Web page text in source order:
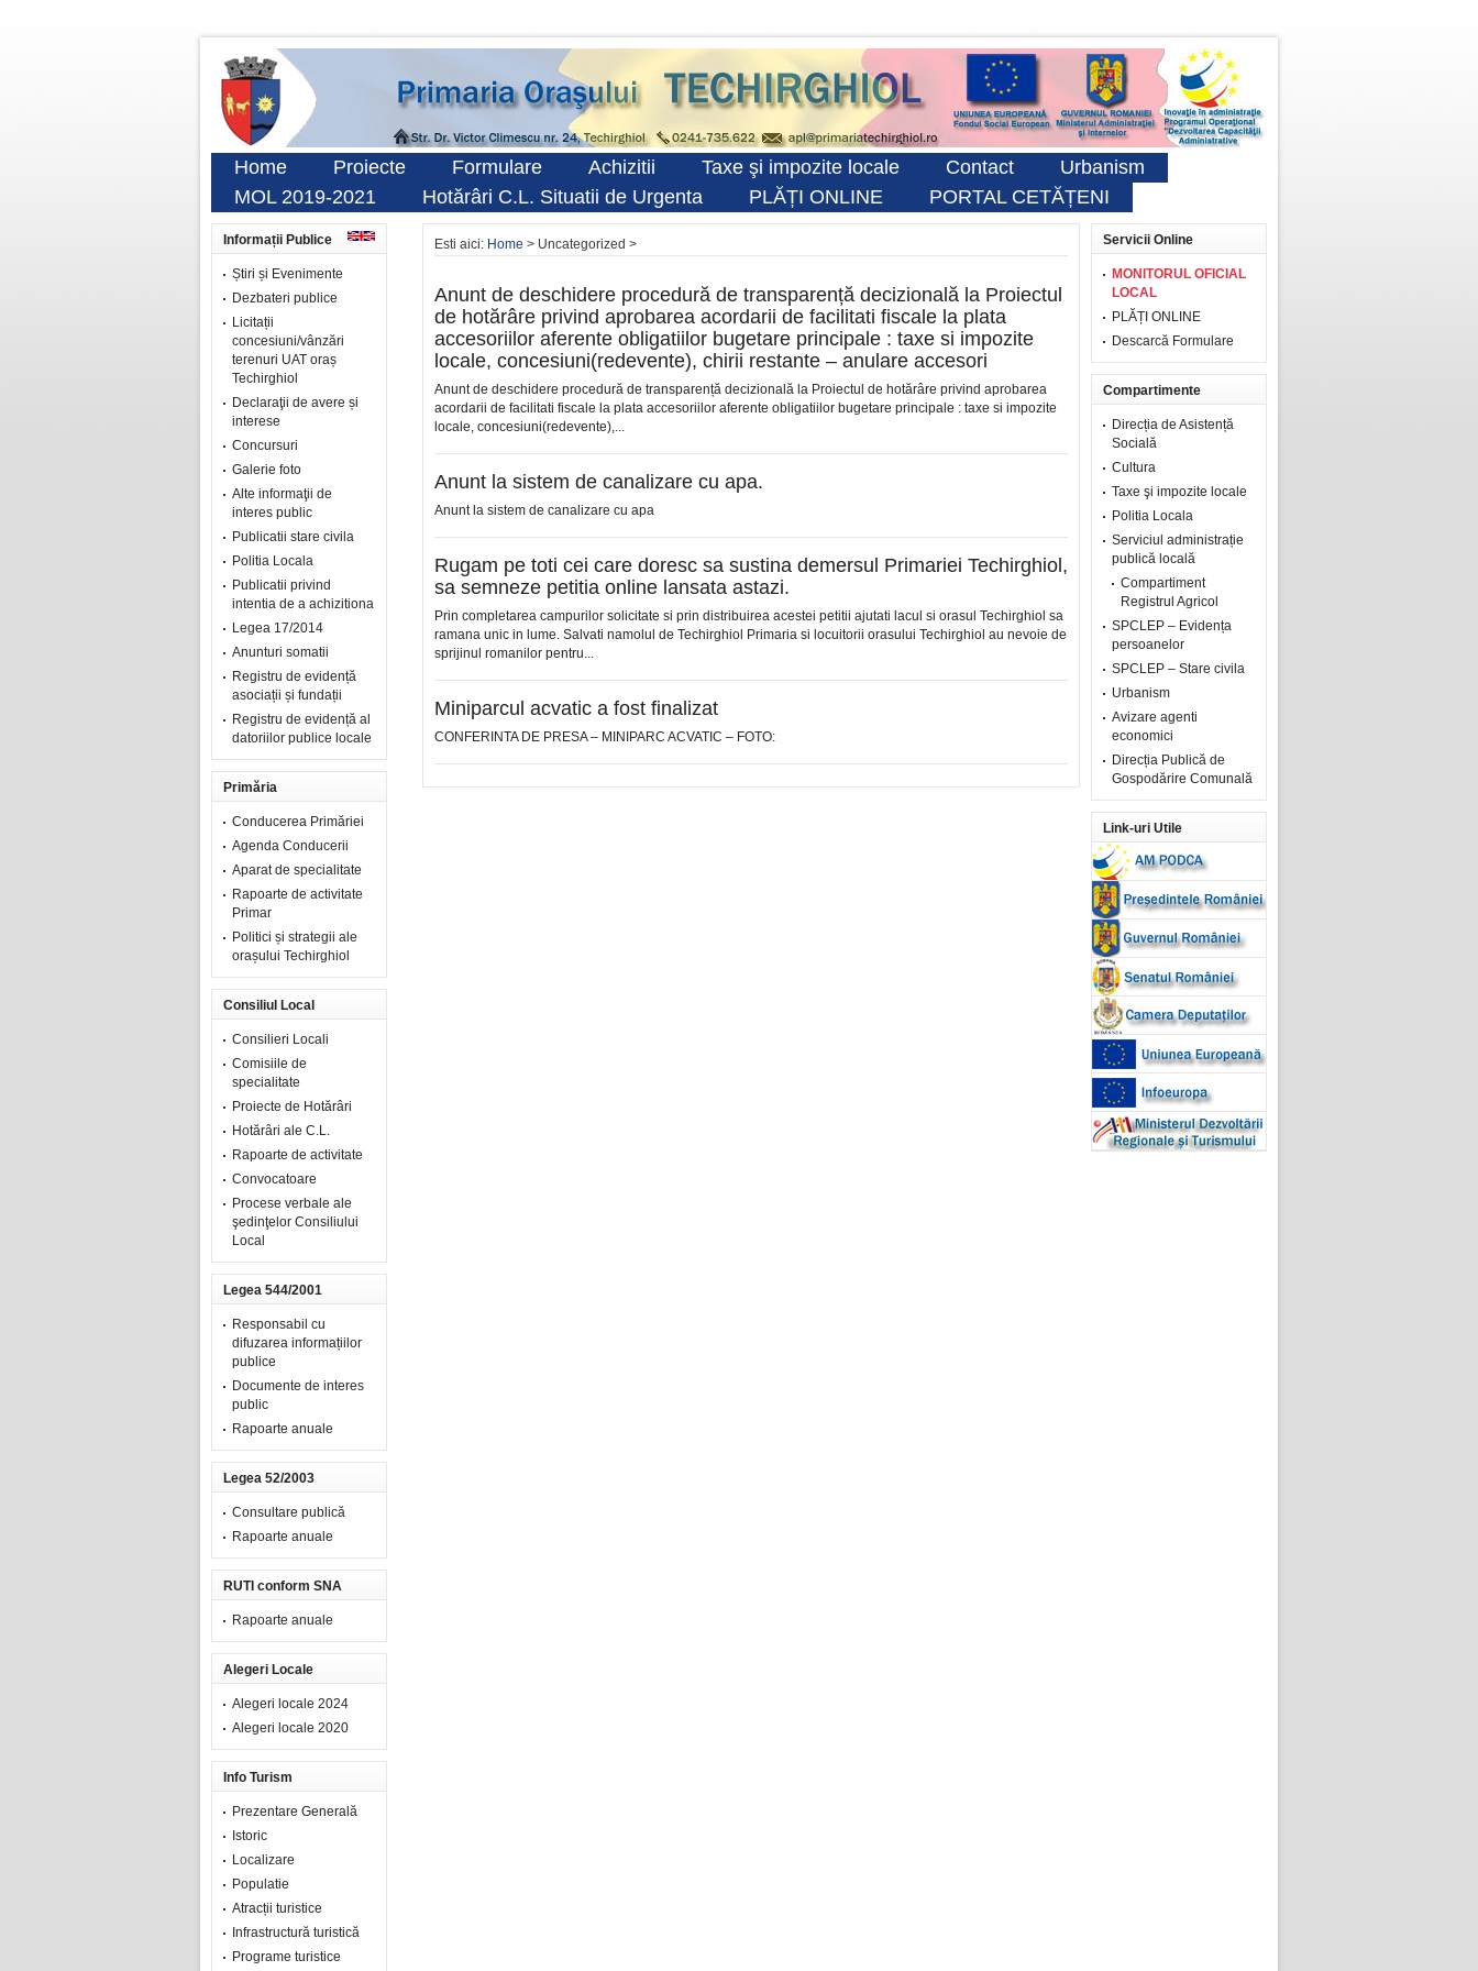
Home Proiecte Formulare Achizitii Taxe şi impozite locale Contact
Urbanism
MOL 2019-2021
Hotărâri C.L. Situatii de Urgenta PLĂȚI ONLINE PORTAL CETĂȚENI
Informații Publice
Știri și Evenimente
Dezbateri publice
Licitații
concesiuni/vânzări
terenuri UAT oraș
Techirghiol
Declaraţii de avere și
interese
Concursuri
Galerie foto
Alte informaţii de
interes public
Publicatii stare civila
Politia Locala
Publicatii privind
intentia de a achizitiona
Legea 17/2014
Anunturi somatii
Registru de evidență
asociații și fundații
Registru de evidență al
datoriilor publice locale
Primăria
Conducerea Primăriei
Agenda Conducerii
Aparat de specialitate
Rapoarte de activitate
Primar
Politici și strategii ale
orașului Techirghiol
Consiliul Local
Consilieri Locali
Comisiile de
specialitate
Proiecte de Hotărâri
Hotărâri ale C.L.
Rapoarte de activitate
Convocatoare
Procese verbale ale
şedinţelor Consiliului
Local
Legea 544/2001
Responsabil cu
difuzarea informațiilor
publice
Documente de interes
public
Rapoarte anuale
Legea 52/2003
Consultare publică
Rapoarte anuale
RUTI conform SNA
Rapoarte anuale
Alegeri Locale
Alegeri locale 2024
Alegeri locale 2020
Info Turism
Prezentare Generală
Istoric
Localizare
Populatie
Atracții turistice
Infrastructură turistică
Programe turistice
Esti aici: Home > Uncategorized >
Anunt de deschidere procedură de transparență decizională la Proiectul
de hotărâre privind aprobarea acordarii de facilitati fiscale la plata
accesoriilor aferente obligatiilor bugetare principale : taxe si impozite
locale, concesiuni(redevente), chirii restante – anulare accesori
Anunt de deschidere procedură de transparență decizională la Proiectul de hotărâre privind aprobarea
acordarii de facilitati fiscale la plata accesoriilor aferente obligatiilor bugetare principale : taxe si impozite
locale, concesiuni(redevente),...
Anunt la sistem de canalizare cu apa.
Anunt la sistem de canalizare cu apa
Rugam pe toti cei care doresc sa sustina demersul Primariei Techirghiol,
sa semneze petitia online lansata astazi.
Prin completarea campurilor solicitate si prin distribuirea acestei petitii ajutati lacul si orasul Techirghiol sa
ramana unic in lume. Salvati namolul de Techirghiol Primaria si locuitorii orasului Techirghiol au nevoie de
sprijinul romanilor pentru...
Miniparcul acvatic a fost finalizat
CONFERINTA DE PRESA – MINIPARC ACVATIC – FOTO:
Servicii Online
MONITORUL OFICIAL
LOCAL
PLĂȚI ONLINE
Descarcă Formulare
Compartimente
Direcția de Asistență
Socială
Cultura
Taxe şi impozite locale
Politia Locala
Serviciul administrație
publică locală
Compartiment
Registrul Agricol
SPCLEP – Evidența
persoanelor
SPCLEP – Stare civila
Urbanism
Avizare agenti
economici
Direcția Publică de
Gospodărire Comunală
Link-uri Utile